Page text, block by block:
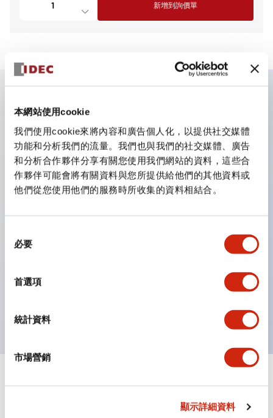
本網站使用cookie
我們使用cookie來將內容和廣告個人化，以提供社交媒體
功能和分析我們的流量。我們也與我們的社交媒體、廣告
和分析合作夥伴分享有關您使用我們網站的資料，這些合
作夥伴可能會將有關資料與您所提供給他們的其他資料或
他們從您使用他們的服務時所收集的資料相結合。
必要
首選項
統計資料
市場營銷
顯示詳細資料
新增到詢價單
主要特點
CS型凸輪開關是方便用於設備的開關和切換，適用範圍廣
泛的操作開關器。
提供72種標準迴路
透過6種形式與接點模組段數的組合，可實現各種接點構
造。
配備可確認接點狀態的指示燈，並提供手柄操作型、鑰匙
手柄可從6種中選擇
文件和檔案